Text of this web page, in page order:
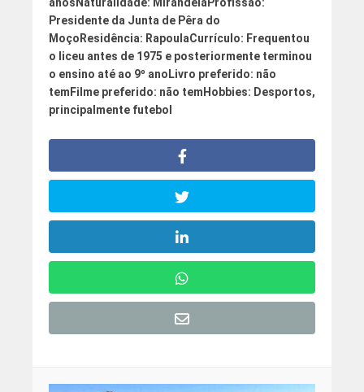
Presidente da Junta de Pêra do
MoçoResidência: RapoulaCurrículo: Frequentou
o liceu antes de 1975 e posteriormente terminou
o ensino até ao 9º anoLivro preferido: não
temFilme preferido: não temHobbies: Desportos,
principalmente futebol